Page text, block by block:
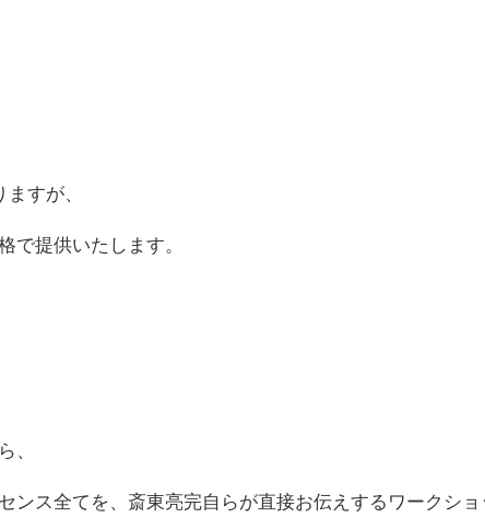
すが、
で提供いたします。
、
ンス全てを、斎東亮完自らが直接お伝えするワークショ